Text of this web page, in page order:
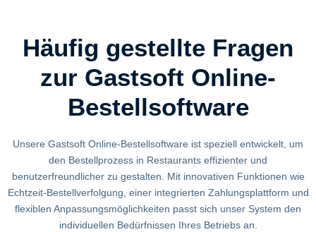
Häufig gestellte Fragen
zur Gastsoft Online-
Bestellsoftware​
Unsere Gastsoft Online-Bestellsoftware ist speziell entwickelt, um
den Bestellprozess in Restaurants effizienter und
benutzerfreundlicher zu gestalten. Mit innovativen Funktionen wie
Echtzeit-Bestellverfolgung, einer integrierten Zahlungsplattform und
flexiblen Anpassungsmöglichkeiten passt sich unser System den
individuellen Bedürfnissen Ihres Betriebs an.